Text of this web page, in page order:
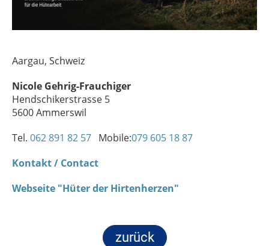
Aargau, Schweiz
Nicole Gehrig-Frauchiger
Hendschikerstrasse 5
5600 Ammerswil
Tel. 062 891 82 57 Mobile:079 605 18 87
Kontakt / Contact
Webseite "Hüter der Hirtenherzen"
zurück